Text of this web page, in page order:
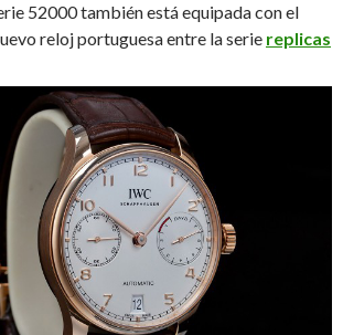
52000 también está equipada con el
reloj portuguesa entre la serie replicas